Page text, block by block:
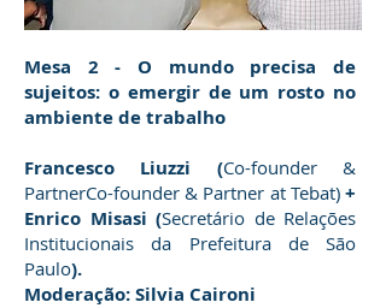
Mesa 2 - O mundo precisa de
sujeitos: o emergir de um rosto no
ambiente de trabalho
Francesco Liuzzi (Co-founder &
PartnerCo-founder & Partner at Tebat) +
Enrico Misasi (Secretário de Relações
Institucionais da Prefeitura de São
Paulo).
Moderação: Silvia Caironi